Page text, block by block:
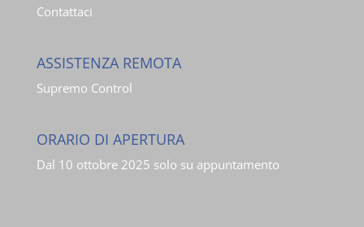
Contattaci
ASSISTENZA REMOTA
Supremo Control
ORARIO DI APERTURA
Dal 10 ottobre 2025 solo su appuntamento